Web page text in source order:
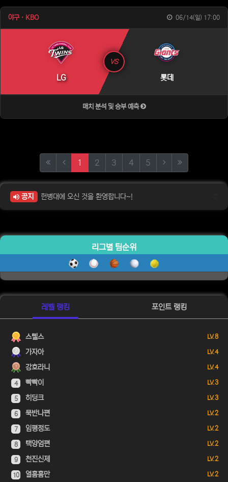
야구 · KBO 06/14(일) 17:00
LG
VS
롯데
매치 분석 및 승부 예측
1 (current)
2 3 4 5 (next)(last)
공지 헌병대에 오신 것을 환영합니다~!
리그별 팀순위
레벨 랭킹 포인트 랭킹
스텔스 LV. 8
가자아 LV. 4
강호라니 LV. 4
4 빡빡이 LV. 3
5 히딩크 LV. 3
6 묵반나편 LV. 2
7 임평정도 LV. 2
8 택양엄편 LV. 2
9 천진신제 LV. 2
10 열훔훔만 LV. 2